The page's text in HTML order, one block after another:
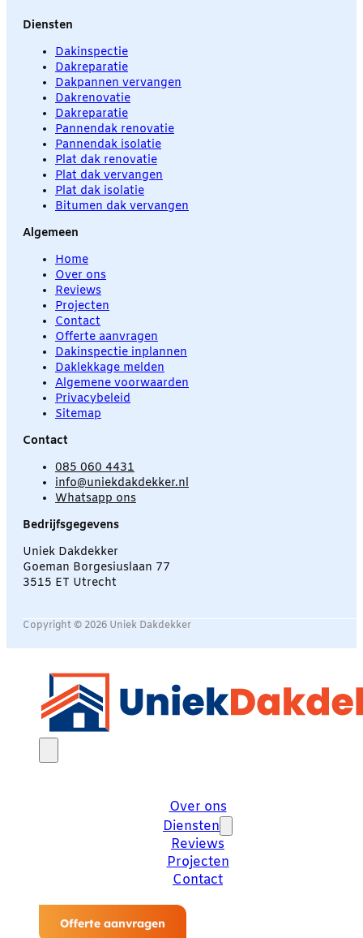
Diensten
Dakinspectie
Dakreparatie
Dakpannen vervangen
Dakrenovatie
Dakreparatie
Pannendak renovatie
Pannendak isolatie
Plat dak renovatie
Plat dak vervangen
Plat dak isolatie
Bitumen dak vervangen
Algemeen
Home
Over ons
Reviews
Projecten
Contact
Offerte aanvragen
Dakinspectie inplannen
Daklekkage melden
Algemene voorwaarden
Privacybeleid
Sitemap
Contact
085 060 4431
info@uniekdakdekker.nl
Whatsapp ons
Bedrijfsgegevens
Uniek Dakdekker
Goeman Borgesiuslaan 77
3515 ET Utrecht
Copyright © 2026 Uniek Dakdekker
Over ons
Diensten
Reviews
Projecten
Contact
Offerte aanvragen